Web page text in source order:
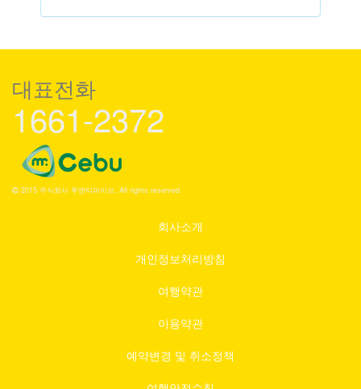
대표전화
1661-2372
2015 주식회사 투엔티파이브, All rights reserved
회사소개
개인정보처리방침
여행약관
이용약관
예약변경 및 취소정책